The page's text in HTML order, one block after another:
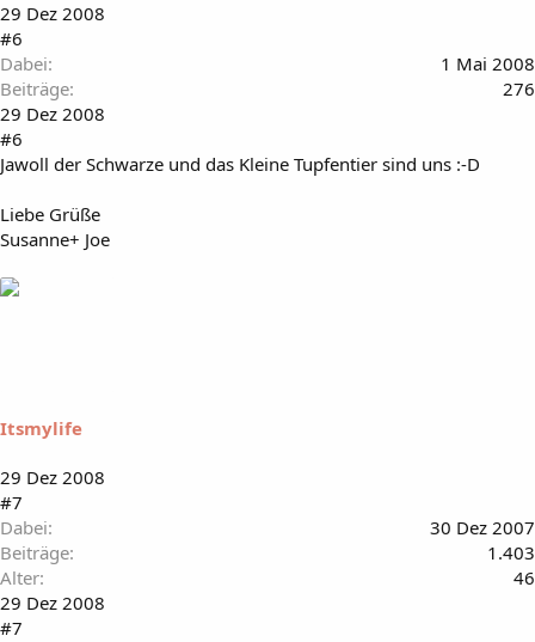
29 Dez 2008
#6
Dabei
1 Mai 2008
Beiträge
276
29 Dez 2008
#6
Jawoll der Schwarze und das Kleine Tupfentier sind uns :-D
Liebe Grüße
Susanne+ Joe
Itsmylife
29 Dez 2008
#7
Dabei
30 Dez 2007
Beiträge
1.403
Alter
46
29 Dez 2008
#7